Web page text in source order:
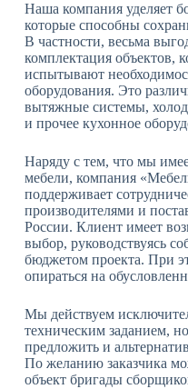
Наша компания уделяет
которые способны
В частности, весьма
комплектация объектов,
испытывают
оборудования. Это
вытяжные системы,
и прочее кухонное
Наряду с тем, что мы
мебели, компания
поддерживает
производителями и
России. Клиент имеет
выбор, руководствуясь
бюджетом проекта. При
опираться на
Мы действуем
техническим заданием,
предложить и
По желанию заказчика
объект бригады